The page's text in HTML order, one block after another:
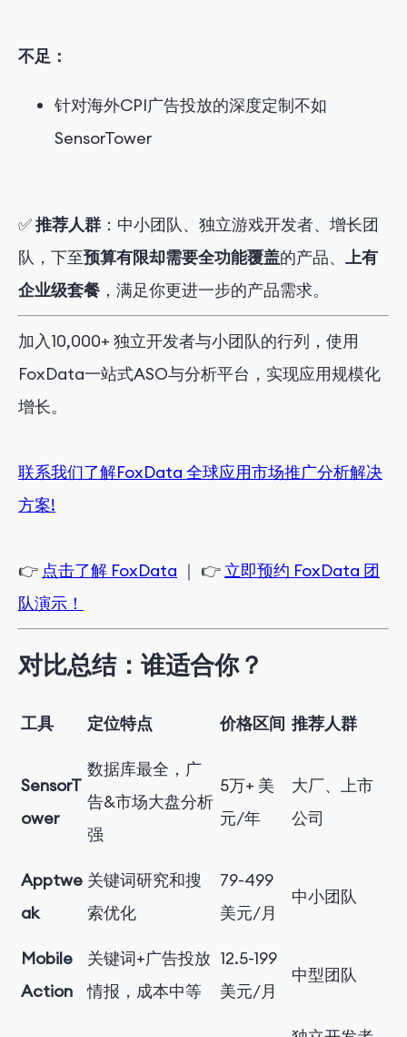
不足 ：
针对海外CPI广告投放的深度定制不如
SensorTower
✅推荐人群 ：中小团队、独立游戏开发者、增长团
队， 下至预算有限却需要全功能覆盖的产品、 上有
企业级套餐 ， 满足你更进一步的产品需求。
加入10,000+ 独立开发者与小团队的行列，使用
FoxData一站式ASO与分析平台，实现应用规模化
增长。
联系我们了解FoxData 全球应用市场推广分析解决
方案!
👉 点击了解 FoxData ｜ 👉 立即预约 FoxData 团
队演示！
对比总结：谁适合你？
工具 定位特点 价格区间 推荐人群
SensorT
ower
数据库最全，广
告&市场大盘分析
强
5万+ 美
元/年
大厂、上市
公司
Apptwe
ak
关键词研究和搜
索优化
79-499
美元/月
中小团队
Mobile
Action
关键词+广告投放
情报，成本中等
12.5-199
美元/月
中型团队